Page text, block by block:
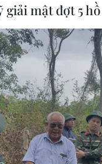
Hội nghị cấp Bộ
đề ma túy lần
an Tô Lâm khẳng
mật đợt 5 hồ